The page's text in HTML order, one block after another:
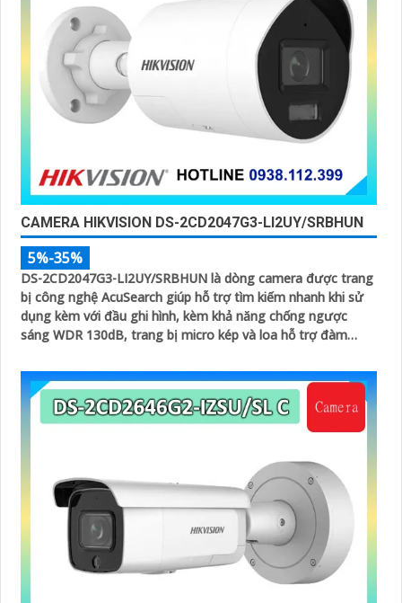
CAMERA HIKVISION DS-2CD2047G3-LI2UY/SRBHUN
5%-35%
DS-2CD2047G3-LI2UY/SRBHUN là dòng camera được trang
bị công nghệ AcuSearch giúp hỗ trợ tìm kiếm nhanh khi sử
dụng kèm với đầu ghi hình, kèm khả năng chống ngược
sáng WDR 130dB, trang bị micro kép và loa hỗ trợ đàm